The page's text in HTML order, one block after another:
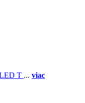
T ... viac